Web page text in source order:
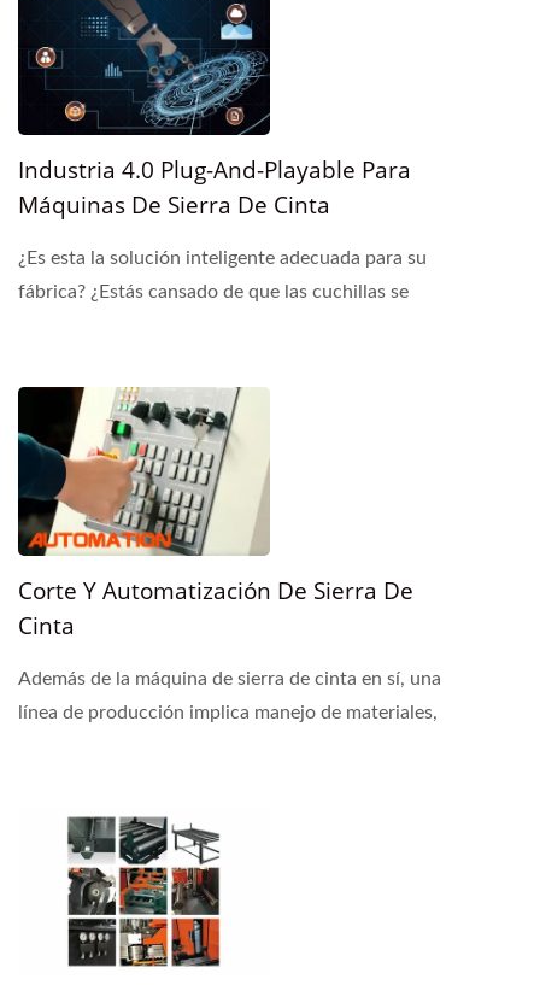
Industria 4.0 Plug-And-Playable Para
Máquinas De Sierra De Cinta
¿Es esta la solución inteligente adecuada para su
fábrica? ¿Estás cansado de que las cuchillas se
Corte Y Automatización De Sierra De
Cinta
Además de la máquina de sierra de cinta en sí, una
línea de producción implica manejo de materiales,